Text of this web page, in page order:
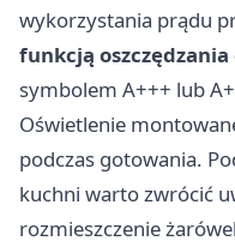
wykorzystania prądu
funkcją
symbolem A+++ lub
Oświetlenie
podczas gotowania.
kuchni warto zwrócić
rozmieszczenie